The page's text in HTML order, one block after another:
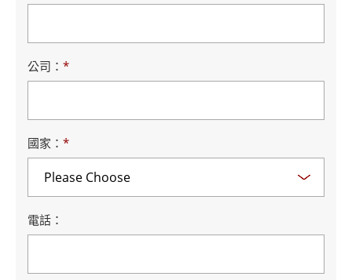
公司：*
國家：*
電話：